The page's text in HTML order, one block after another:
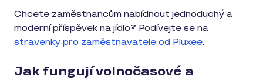
Chcete zaměstnancům nabídnout jednoduchý a
moderní příspěvek na jídlo? Podívejte se na
stravenky pro zaměstnavatele od Pluxee.
Jak fungují volnočasové a